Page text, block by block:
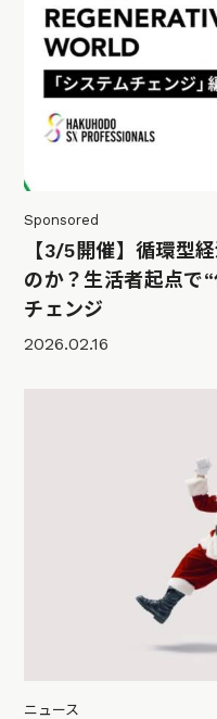
Sponsored
【3/5開催】循環型
のか？生活者起点で
チェンジ
2026.02.16
ニュース